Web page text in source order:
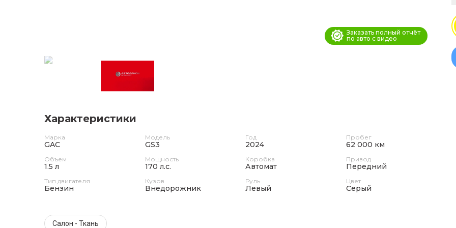
Заказать полный отчёт
по авто с видео
Характеристики
Марка
GAC
Модель
GS3
Год
2024
Пробег
62 000 км
Объем
1.5 л
Мощность
170 л.с.
Коробка
Автомат
Привод
Передний
Тип двигателя
Бензин
Кузов
Внедорожник
Руль
Левый
Цвет
Серый
Салон - Ткань